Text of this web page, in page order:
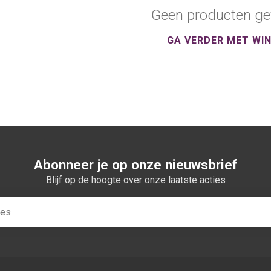
Geen producten
GA VERDER MET
Abonneer je op onze nieuwsbrief
Blijf op de hoogte over onze laatste acties